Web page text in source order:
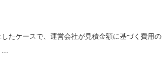
たケースで、運営会社が見積金額に基づく費用の